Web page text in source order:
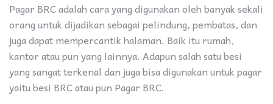
Pagar BRC adalah cara yang digunakan oleh banyak sekali
orang untuk dijadikan sebagai pelindung, pembatas, dan
juga dapat mempercantik halaman. Baik itu rumah,
kantor atau pun yang lainnya. Adapun salah satu besi
yang sangat terkenal dan juga bisa digunakan untuk pagar
yaitu besi BRC atau pun Pagar BRC.